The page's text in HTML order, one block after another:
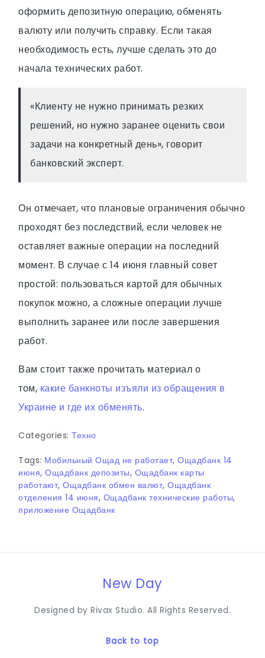
оформить депозитную операцию, обменять
валюту или получить справку. Если такая
необходимость есть, лучше сделать это до
начала технических работ.
«Клиенту не нужно принимать резких
решений, но нужно заранее оценить свои
задачи на конкретный день», говорит
банковский эксперт.
Он отмечает, что плановые ограничения обычно
проходят без последствий, если человек не
оставляет важные операции на последний
момент. В случае с 14 июня главный совет
простой: пользоваться картой для обычных
покупок можно, а сложные операции лучше
выполнить заранее или после завершения
работ.
Вам стоит также прочитать материал о
том, какие банкноты изъяли из обращения в
Украине и где их обменять.
Categories: Техно
Tags: Мобильный Ощад не работает, Ощадбанк 14
июня, Ощадбанк депозиты, Ощадбанк карты
работают, Ощадбанк обмен валют, Ощадбанк
отделения 14 июня, Ощадбанк технические работы,
приложение Ощадбанк
New Day
Designed by Rivax Studio. All Rights Reserved.
Back to top